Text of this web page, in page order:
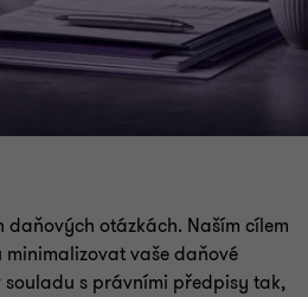
daňových otázkách. Naším cílem
minimalizovat vaše daňové
souladu s právními předpisy tak,